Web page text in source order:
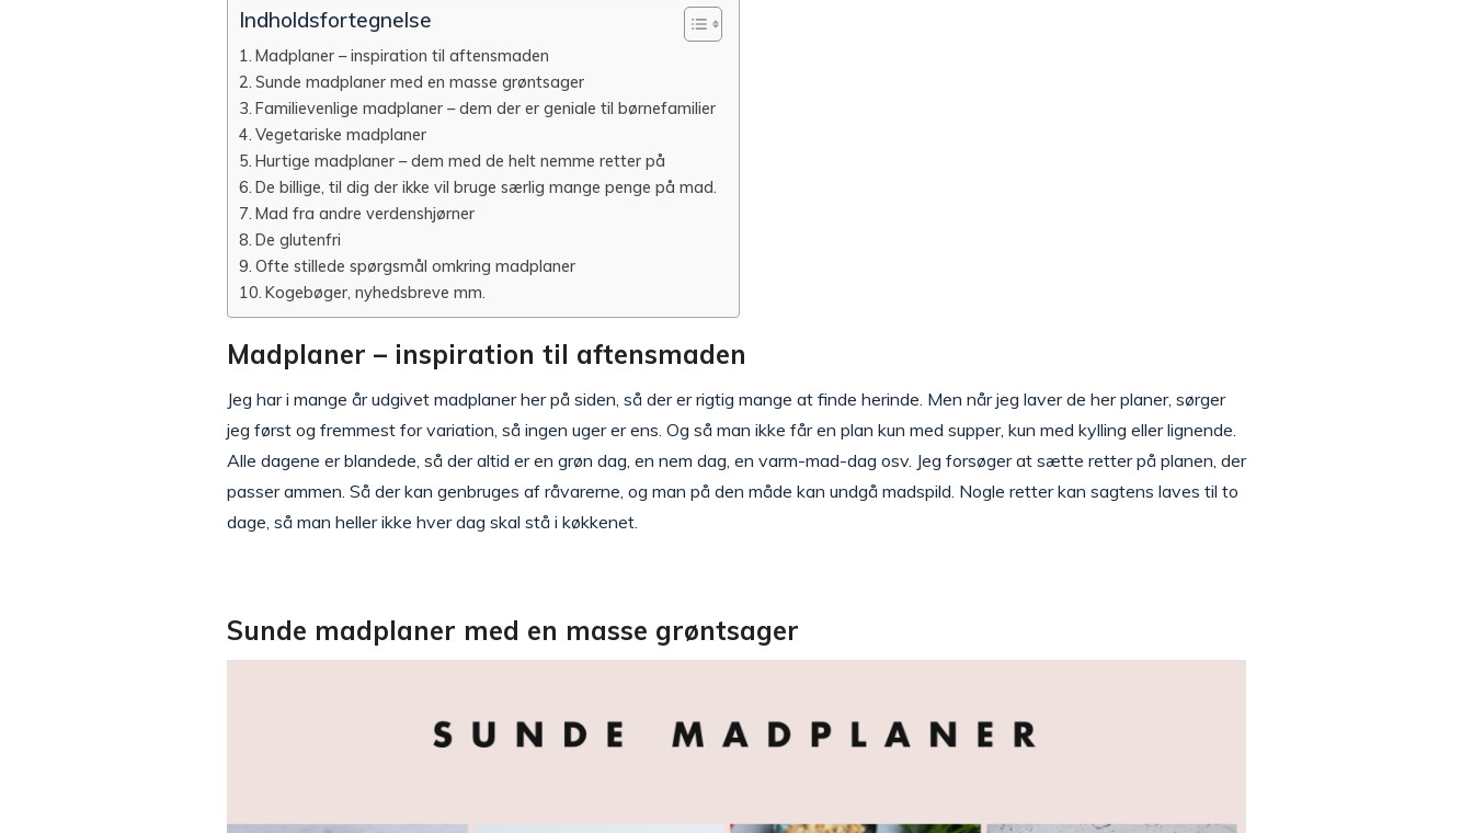
Indholdsfortegnelse
Madplaner – inspiration til aftensmaden
Sunde madplaner med en masse grøntsager
Familievenlige madplaner – dem der er geniale til børnefamilier
Vegetariske madplaner
Hurtige madplaner – dem med de helt nemme retter på
De billige, til dig der ikke vil bruge særlig mange penge på mad.
Mad fra andre verdenshjørner
De glutenfri
Ofte stillede spørgsmål omkring madplaner
Kogebøger, nyhedsbreve mm.
Madplaner – inspiration til aftensmaden
Jeg har i mange år udgivet madplaner her på siden, så der er rigtig mange at finde herinde. Men når jeg laver de her planer, sørger
jeg først og fremmest for variation, så ingen uger er ens. Og så man ikke får en plan kun med supper, kun med kylling eller lignende.
Alle dagene er blandede, så der altid er en grøn dag, en nem dag, en varm-mad-dag osv. Jeg forsøger at sætte retter på planen, der
passer ammen. Så der kan genbruges af råvarerne, og man på den måde kan undgå madspild. Nogle retter kan sagtens laves til to
dage, så man heller ikke hver dag skal stå i køkkenet.
Sunde madplaner med en masse grøntsager